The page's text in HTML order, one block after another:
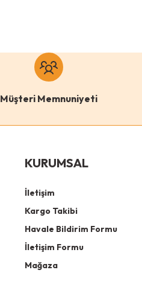
Müşteri Memnuniyeti
KURUMSAL
İletişim
Kargo Takibi
Havale Bildirim Formu
İletişim Formu
Mağaza